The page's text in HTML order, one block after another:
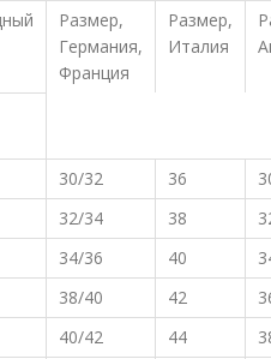
Размер,
Германия,
Франция
Размер,
Италия
30/32 36
32/34 38
34/36 40
38/40 42
40/42 44